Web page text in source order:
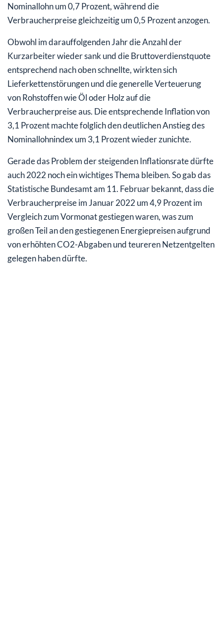
Nominallohn um 0,7 Prozent, während die
Verbraucherpreise gleichzeitig um 0,5 Prozent anzogen.
Obwohl im darauffolgenden Jahr die Anzahl der
Kurzarbeiter wieder sank und die Bruttoverdienstquote
entsprechend nach oben schnellte, wirkten sich
Lieferkettenstörungen und die generelle Verteuerung
von Rohstoffen wie Öl oder Holz auf die
Verbraucherpreise aus. Die entsprechende Inflation von
3,1 Prozent machte folglich den deutlichen Anstieg des
Nominallohnindex um 3,1 Prozent wieder zunichte.
Gerade das Problem der steigenden Inflationsrate dürfte
auch 2022 noch ein wichtiges Thema bleiben. So gab das
Statistische Bundesamt am 11. Februar bekannt, dass die
Verbraucherpreise im Januar 2022 um 4,9 Prozent im
Vergleich zum Vormonat gestiegen waren, was zum
großen Teil an den gestiegenen Energiepreisen aufgrund
von erhöhten CO2-Abgaben und teureren Netzentgelten
gelegen haben dürfte.